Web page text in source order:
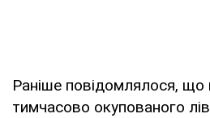
Раніше повідомлялося, що
тимчасово окупованого